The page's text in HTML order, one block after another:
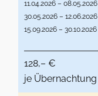
11.04.2026 – 08.05.2026
30.05.2026 – 12.06.2026
15.09.2026 – 30.10.2026
128,– €
je Übernachtung